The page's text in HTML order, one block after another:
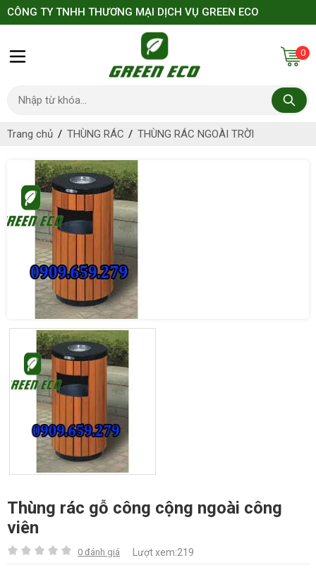
CÔNG TY TNHH THƯƠNG MẠI DỊCH VỤ GREEN ECO
0
Trang chủ THÙNG RÁC THÙNG RÁC NGOÀI TRỜI
Thùng rác gỗ công cộng ngoài công
viên
0 đánh giá Lượt xem:219